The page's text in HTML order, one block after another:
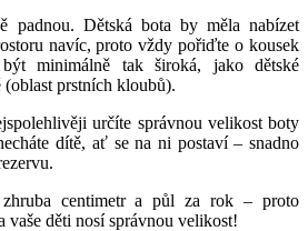
padnou. Dětská bota by měla nabízet
navíc, proto vždy pořiďte o kousek
minimálně tak široká, jako dětské
prstních kloubů).
určíte správnou velikost boty
dítě, ať se na ni postaví – snadno
centimetr a půl za rok – proto
vaše děti nosí správnou velikost!